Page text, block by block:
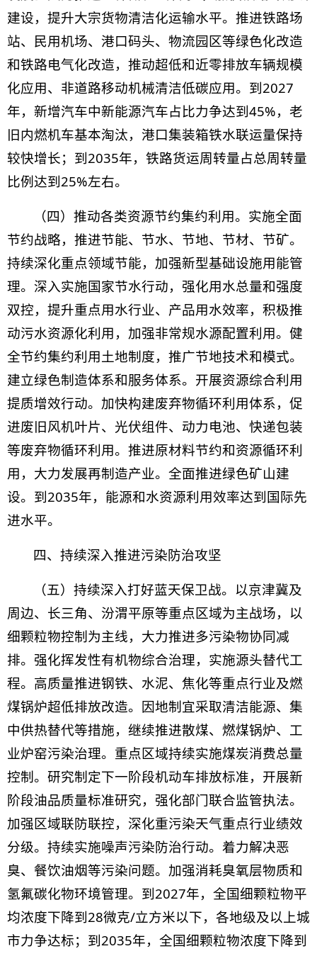
建设，提升大宗货物清洁化运输水平。推进铁路场
站、民用机场、港口码头、物流园区等绿色化改造
和铁路电气化改造，推动超低和近零排放车辆规模
化应用、非道路移动机械清洁低碳应用。 到2027
年，新增汽车中新能源汽车占比力争达到45%，老
旧内燃机车基本淘汰， 港口集装箱铁水联运量保持
较快增长；到2035年，铁路货运周转量占总周转量
比例达到25%左右。
（四）推动各类资源节约集约利用。实施全面
节约战略，推进节能、节水、节地、节材、节矿。
持续深化重点领域节能，加强新型基础设施用能管
理。深入实施国家节水行动，强化用水总量和强度
双控，提升重点用水行业、产品用水效率，积极推
动污水资源化利用，加强非常规水源配置利用。健
全节约集约利用土地制度，推广节地技术和模式。
建立绿色制造体系和服务体系。开展资源综合利用
提质增效行动。加快构建废弃物循环利用体系，促
进废旧风机叶片、光伏组件、动力电池、快递包装
等废弃物循环利用。推进原材料节约和资源循环利
用，大力发展再制造产业。全面推进绿色矿山建
设。到2035年，能源和水资源利用效率达到国际先
进水平。
四、持续深入推进污染防治攻坚
（五）持续深入打好蓝天保卫战。以京津冀及
周边、长三角、汾渭平原等重点区域为主战场，以
细颗粒物控制为主线，大力推进多污染物协同减
排。强化挥发性有机物综合治理，实施源头替代工
程。高质量推进钢铁、水泥、焦化等重点行业及燃
煤锅炉超低排放改造。因地制宜采取清洁能源、集
中供热替代等措施，继续推进散煤、燃煤锅炉、工
业炉窑污染治理。重点区域持续实施煤炭消费总量
控制。 研究制定下一阶段机动车排放标准，开展新
阶段油品质量标准研究， 强化部门联合监管执法。
加强区域联防联控，深化重污染天气重点行业绩效
分级。持续实施噪声污染防治行动。着力解决恶
臭、餐饮油烟等污染问题。加强消耗臭氧层物质和
氢氟碳化物环境管理。 到2027年，全国细颗粒物平
均浓度下降到28微克/立方米以下，各地级及以上城
市力争达标；到2035年，全国细颗粒物浓度下降到